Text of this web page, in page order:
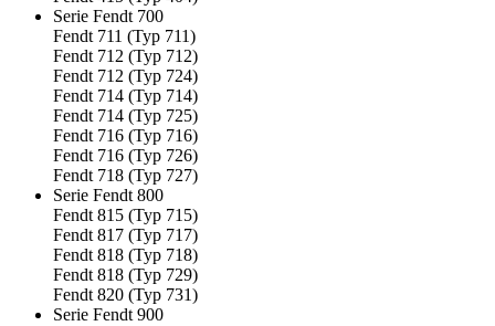
Serie Fendt 700
Fendt 711 (Typ 711)
Fendt 712 (Typ 712)
Fendt 712 (Typ 724)
Fendt 714 (Typ 714)
Fendt 714 (Typ 725)
Fendt 716 (Typ 716)
Fendt 716 (Typ 726)
Fendt 718 (Typ 727)
Serie Fendt 800
Fendt 815 (Typ 715)
Fendt 817 (Typ 717)
Fendt 818 (Typ 718)
Fendt 818 (Typ 729)
Fendt 820 (Typ 731)
Serie Fendt 900